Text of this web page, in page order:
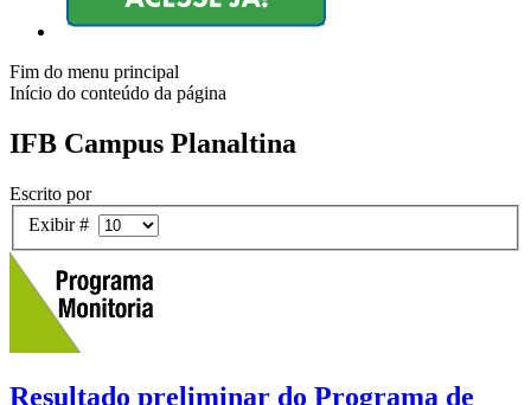
Fim do menu principal
Início do conteúdo da página
IFB Campus Planaltina
Escrito por
Exibir #
Resultado preliminar do Programa de